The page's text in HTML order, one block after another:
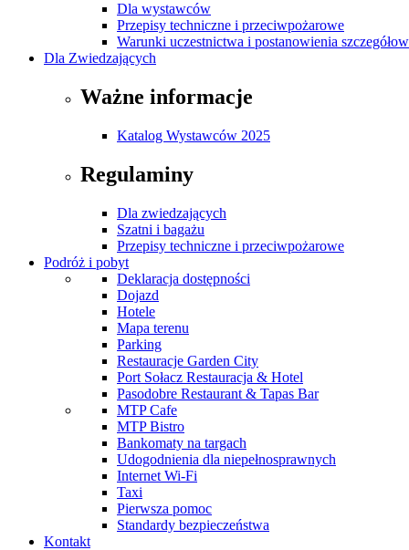
Dla wystawców
Przepisy techniczne i przeciwpożarowe
Warunki uczestnictwa i postanowienia
Dla Zwiedzających
Ważne informacje
Katalog Wystawców 2025
Regulaminy
Dla zwiedzających
Szatni i bagażu
Przepisy techniczne i przeciwpożarowe
Podróż i pobyt
Deklaracja dostępności
Dojazd
Hotele
Mapa terenu
Parking
Restauracje Garden City
Port Sołacz Restauracja & Hotel
Pasodobre Restaurant & Tapas Bar
MTP Cafe
MTP Bistro
Bankomaty na targach
Udogodnienia dla niepełnosprawnych
Internet Wi-Fi
Taxi
Pierwsza pomoc
Standardy bezpieczeństwa
Kontakt